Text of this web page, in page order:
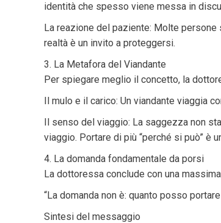
identità che spesso viene messa in
La reazione del paziente: Molte persone
realtà è un invito a proteggersi.
3. La Metafora del Viandante
Per spiegare meglio il concetto, la
Il mulo e il carico: Un viandante viaggia
Il senso del viaggio: La saggezza non
viaggio. Portare di più “perché si può” è
4. La domanda fondamentale da porsi
La dottoressa conclude con una
“La domanda non è: quanto posso
Sintesi del messaggio